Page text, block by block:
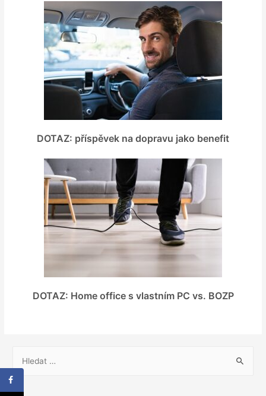
DOTAZ: příspěvek na dopravu jako benefit
DOTAZ: Home office s vlastním PC vs. BOZP
y